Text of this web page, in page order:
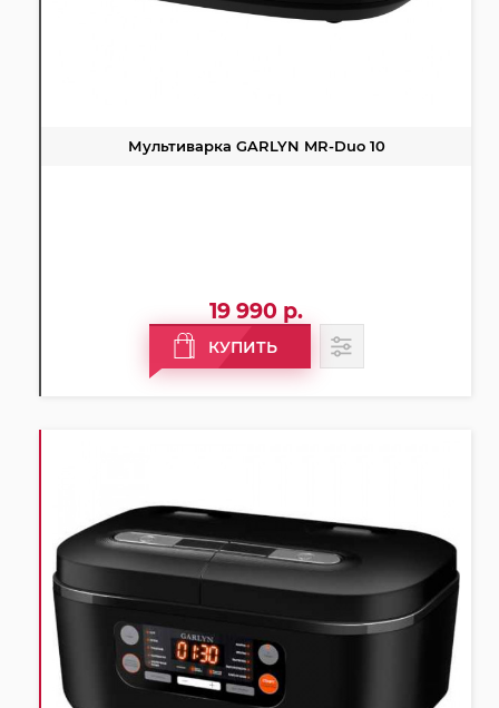
Мультиварка GARLYN MR-Duo 10
19 990 р.
КУПИТЬ